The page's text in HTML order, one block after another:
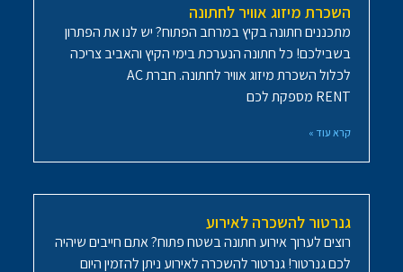
השכרת מיזוג אוויר לחתונה
מתכננים חתונה בקיץ במרחב הפתוח? יש לנו את הפתרון
בשבילכם! כל חתונה הנערכת בימי הקיץ והאביב צריכה
לכלול השכרת מיזוג אוויר לחתונה. חברת AC
RENT מספקת לכם
קרא עוד »
גנרטור להשכרה לאירוע
רוצים לערוך אירוע חתונה בשטח פתוח? אתם חייבים שיהיה
לכם גנרטור! גנרטור להשכרה לאירוע ניתן להזמין היום